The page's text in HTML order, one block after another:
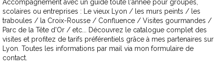
Accompagnement avec un guide toute l'année pour groupes,
scolaires ou entreprises : Le vieux Lyon / les murs peints / les
traboules / la Croix-Rousse / Confluence / Visites gourmandes /
Parc de la Tête d'Or / etc... Découvrez le catalogue complet des
visites et profitez de tarifs préférentiels grâce à mes partenaires sur
Lyon. Toutes les informations par mail via mon formulaire de
contact.